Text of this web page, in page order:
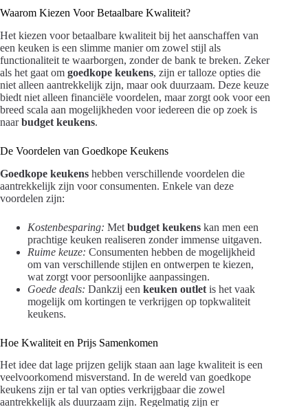
Waarom Kiezen Voor Betaalbare Kwaliteit?
Het kiezen voor betaalbare kwaliteit bij het aanschaffen van
een keuken is een slimme manier om zowel stijl als
functionaliteit te waarborgen, zonder de bank te breken. Zeker
als het gaat om goedkope keukens, zijn er talloze opties die
niet alleen aantrekkelijk zijn, maar ook duurzaam. Deze keuze
biedt niet alleen financiële voordelen, maar zorgt ook voor een
breed scala aan mogelijkheden voor iedereen die op zoek is
naarbudget keukens.
De Voordelen van Goedkope Keukens
Goedkope keukens hebben verschillende voordelen die
aantrekkelijk zijn voor consumenten. Enkele van deze
voordelen zijn:
Kostenbesparing: Met budget keukens kan men een
prachtige keuken realiseren zonder immense uitgaven.
Ruime keuze: Consumenten hebben de mogelijkheid
om van verschillende stijlen en ontwerpen te kiezen,
wat zorgt voor persoonlijke aanpassingen.
Goede deals: Dankzij een keuken outlet is het vaak
mogelijk om kortingen te verkrijgen op topkwaliteit
keukens.
Hoe Kwaliteit en Prijs Samenkomen
Het idee dat lage prijzen gelijk staan aan lage kwaliteit is een
veelvoorkomend misverstand. In de wereld van goedkope
keukens zijn er tal van opties verkrijgbaar die zowel
aantrekkelijk als duurzaam zijn. Regelmatig zijn er